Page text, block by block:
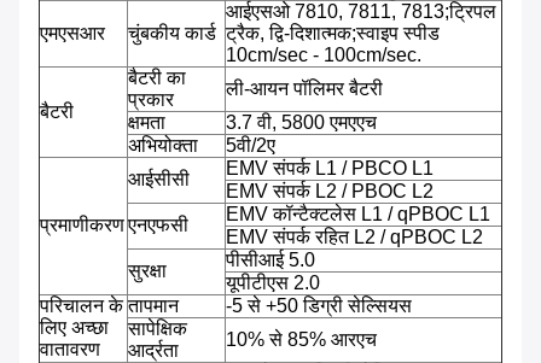
एमएसआर चुंबकीय कार्ड
आईएसओ 7810, 7811, 7813;ट्रिपल
ट्रैक, द्वि-दिशात्मक;स्वाइप स्पीड
10cm/sec - 100cm/sec.
बैटरी
बैटरी का
प्रकार
ली-आयन पॉलिमर बैटरी
क्षमता
3.7 वी, 5800 एमएएच
अभियोक्ता
5वी/2ए
प्रमाणीकरण
आईसीसी
EMV संपर्क L1 / PBCO L1
EMV संपर्क L2 / PBOC L2
एनएफसी
EMV कॉन्टैक्टलेस L1 / qPBOC L1
EMV संपर्क रहित L2 / qPBOC L2
सुरक्षा
पीसीआई 5.0
यूपीटीएस 2.0
परिचालन के
लिए अच्छा
वातावरण
तापमान
-5 से +50 डिग्री सेल्सियस
सापेक्षिक
आर्द्रता
10% से 85% आरएच